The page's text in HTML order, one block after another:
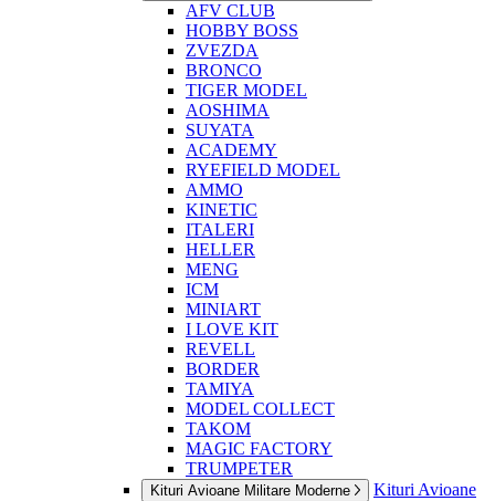
AFV CLUB
HOBBY BOSS
ZVEZDA
BRONCO
TIGER MODEL
AOSHIMA
SUYATA
ACADEMY
RYEFIELD MODEL
AMMO
KINETIC
ITALERI
HELLER
MENG
ICM
MINIART
I LOVE KIT
REVELL
BORDER
TAMIYA
MODEL COLLECT
TAKOM
MAGIC FACTORY
TRUMPETER
Kituri Avioane Militare Moderne
Kituri Avioane